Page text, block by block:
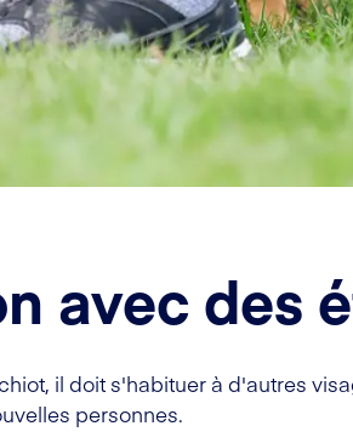
avec des
il doit s'habituer à d'autres
personnes.